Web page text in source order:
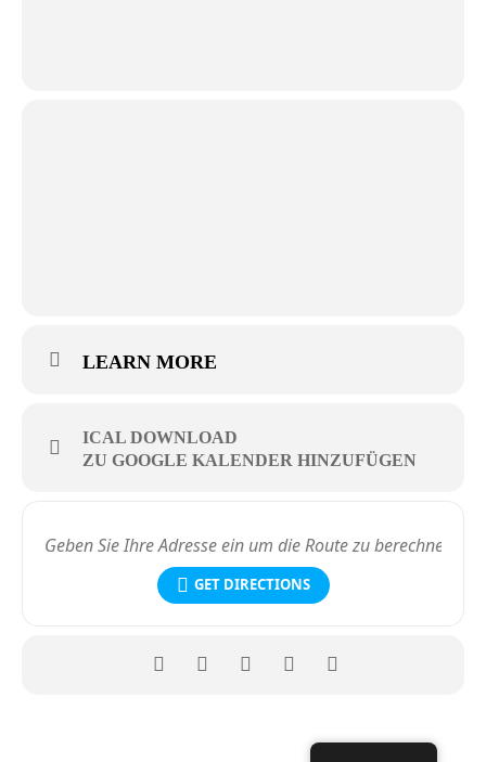
LEARN MORE
ICAL DOWNLOAD
ZU GOOGLE KALENDER HINZUFÜGEN
GET DIRECTIONS